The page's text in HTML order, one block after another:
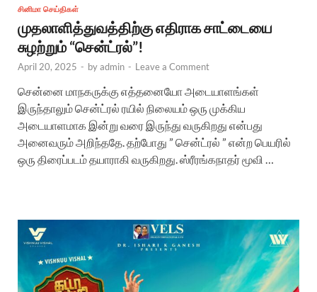
சினிமா செய்திகள்
முதலாளித்துவத்திற்கு எதிராக சாட்டையை
சுழற்றும் “சென்ட்ரல்”!
April 20, 2025 - byadmin - Leave a Comment
சென்னை மாநகருக்கு எத்தனையோ அடையாளங்கள்
இருந்தாலும் சென்ட்ரல் ரயில் நிலையம் ஒரு முக்கிய
அடையாளமாக இன்று வரை இருந்து வருகிறது என்பது
அனைவரும் அறிந்ததே. தற்போது ” சென்ட்ரல் ” என்ற பெயரில்
ஒரு திரைப்படம் தயாராகி வருகிறது. ஸ்ரீரங்கநாதர் மூவி …